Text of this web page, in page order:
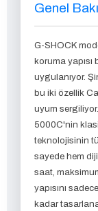
Genel
G-SHOCK
koruma
uygulanıyor.
bu iki özellik
uyum
5000C'nin
teknolojisinin
sayede hem
saat,
yapısını
kadar